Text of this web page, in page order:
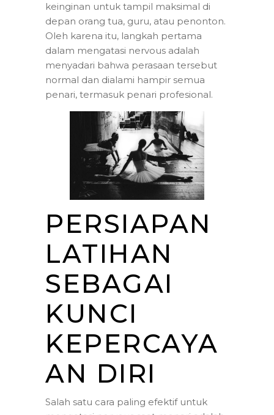
keinginan untuk tampil maksimal di
depan orang tua, guru, atau penonton.
Oleh karena itu, langkah pertama
dalam mengatasi nervous adalah
menyadari bahwa perasaan tersebut
normal dan dialami hampir semua
penari, termasuk penari profesional.
PERSIAPAN
LATIHAN
SEBAGAI
KUNCI
KEPERCAYA
AN DIRI
Salah satu cara paling efektif untuk